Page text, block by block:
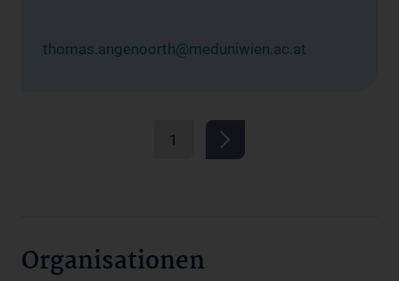
thomas.angenoorth@meduniwien.ac.at
1
Organisationen